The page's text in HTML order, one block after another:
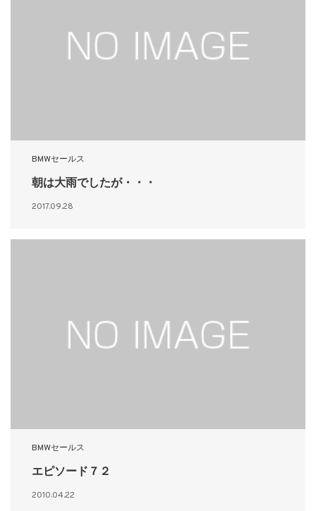
BMWセールス
朝は大雨でしたが・・・
2017.09.28
BMWセールス
エピソード７２
2010.04.22